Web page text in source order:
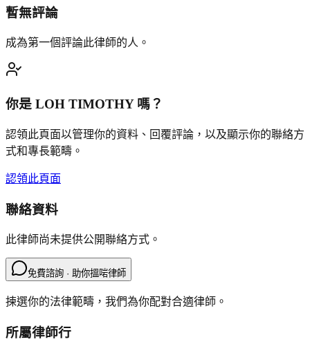
暫無評論
成為第一個評論此律師的人。
你是 LOH TIMOTHY嗎？
認領此頁面以管理你的資料、回覆評論，以及顯示你的聯絡方
式和專長範疇。
認領此頁面
聯絡資料
此律師尚未提供公開聯絡方式。
免費諮詢 · 助你搵啱律師
揀選你的法律範疇，我們為你配對合適律師。
所屬律師行